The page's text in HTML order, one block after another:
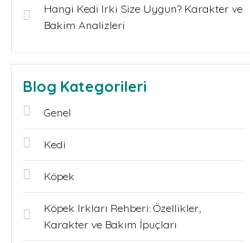
Hangi Kedi Irki Size Uygun? Karakter ve
Bakim Analizleri
Blog Kategorileri
Genel
Kedi
Köpek
Köpek Irkları Rehberi: Özellikler,
Karakter ve Bakım İpuçları